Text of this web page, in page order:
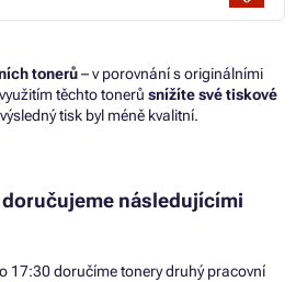
tonerů– v porovnání s originálními
těchto tonerů snížíte své tiskové
tisk byl méně kvalitní.
doručujeme následujícími
17:30 doručíme tonery druhý pracovní